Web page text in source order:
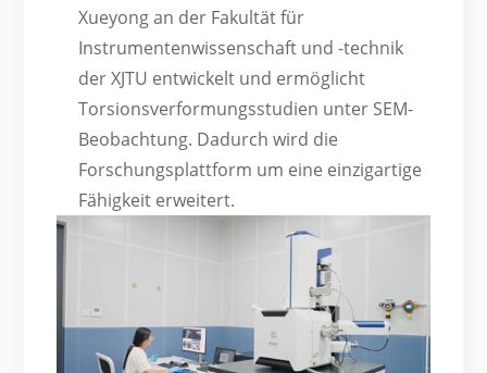
Xueyong an der Fakultät für
Instrumentenwissenschaft und -technik
der XJTU entwickelt und ermöglicht
Torsionsverformungsstudien unter SEM-
Beobachtung. Dadurch wird die
Forschungsplattform um eine einzigartige
Fähigkeit erweitert.